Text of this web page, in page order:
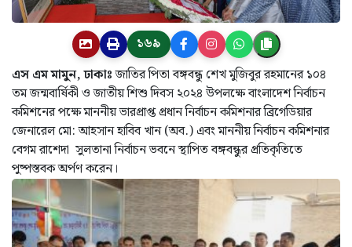
১৬৯
এস এম মামুন, ঢাকাঃজাতির পিতা বঙ্গবন্ধু শেখ মুজিবুর রহমানের ১০৪
তম জন্মবার্ষিকী ও জাতীয় শিশু দিবস ২০২৪ উপলক্ষে বাংলাদেশ নির্বাচন
কমিশনের পক্ষে মাননীয় ভারপ্রাপ্ত প্রধান নির্বাচন কমিশনার ব্রিগেডিয়ার
জেনারেল মো: আহসান হাবিব খান (অব.) এবং মাননীয় নির্বাচন কমিশনার
বেগম রাশেদা সুলতানা নির্বাচন ভবনে স্থাপিত বঙ্গবন্ধুর প্রতিকৃতিতে
পুষ্পস্তবক অর্পণ করেন।